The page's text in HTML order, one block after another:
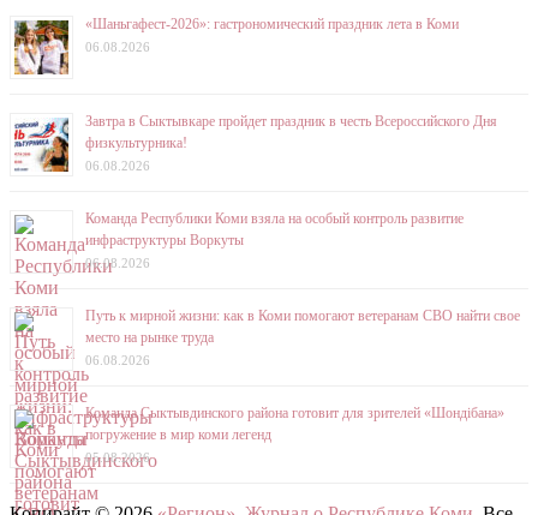
«Шаньгафест-2026»: гастрономический праздник лета в Коми
06.08.2026
Завтра в Сыктывкаре пройдет праздник в честь Всероссийского Дня
физкультурника!
06.08.2026
Команда Республики Коми взяла на особый контроль развитие
инфраструктуры Воркуты
06.08.2026
Путь к мирной жизни: как в Коми помогают ветеранам СВО найти свое
место на рынке труда
06.08.2026
Команда Сыктывдинского района готовит для зрителей «Шондібана»
погружение в мир коми легенд
05.08.2026